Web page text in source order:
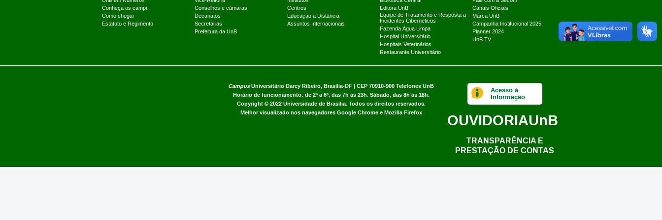
Conheça os campi
Como chegar
Estatuto e Regimento
Conselhos e câmaras
Decanatos
Secretarias
Prefeitura da UnB
Centros
Educação a Distância
Assuntos Internacionais
Editora UnB
Equipe de Tratamento e Resposta a
Incidentes Cibernéticos
Fazenda Água Limpa
Hospital Universitário
Hospitais Veterinários
Restaurante Universitário
Canais Oficiais
Marca UnB
Campanha Institucional 2025
Planner 2024
UnB TV
CampusUniversitário Darcy Ribeiro, Brasília-DF | CEP 70910-900 Telefones UnB
Horário de funcionamento: de 2ª a 6ª, das 7h às 23h. Sábado, das 8h às 18h.
Copyright © 2022 Universidade de Brasília. Todos os direitos reservados.
Melhor visualizado nos navegadores Google Chrome e Mozilla Firefox
Acesso à
Informação
OUVIDORIAUnB
TRANSPARÊNCIA E
PRESTAÇÃO DE CONTAS